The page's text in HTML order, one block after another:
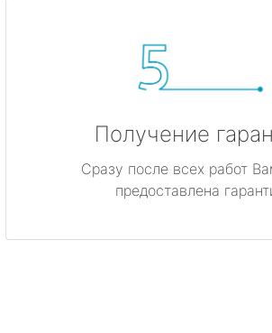
Получение
Сразу после всех работ
предоставлена